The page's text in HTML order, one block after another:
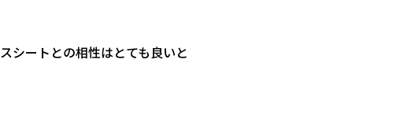
シートとの相性はとても良いと